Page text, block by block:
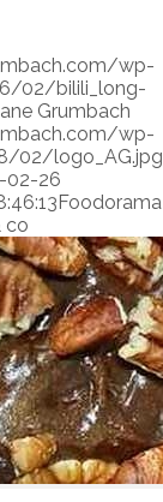
wp-
02/bilili_long-
Grumbach
wp-
02/logo_AG.jpg
02-26
Foodorama
co